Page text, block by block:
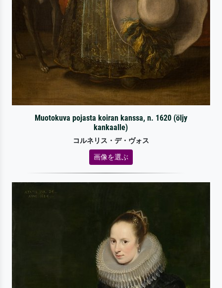
Muotokuva pojasta koiran kanssa, n. 1620 (öljy
kankaalle)
コルネリス・デ・ヴォス
画像を選ぶ